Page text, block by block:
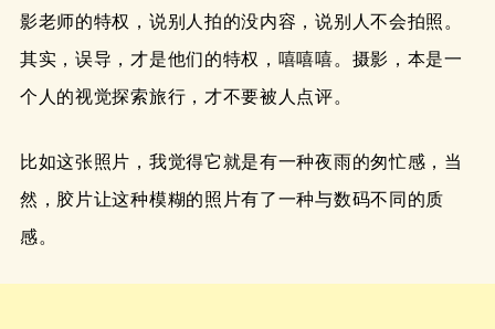
影老师的特权，说别人拍的没内容，说别人不会拍照。
其实，误导，才是他们的特权，嘻嘻嘻。摄影，本是一
个人的视觉探索旅行，才不要被人点评。
比如这张照片，我觉得它就是有一种夜雨的匆忙感，当
然，胶片让这种模糊的照片有了一种与数码不同的质
感。